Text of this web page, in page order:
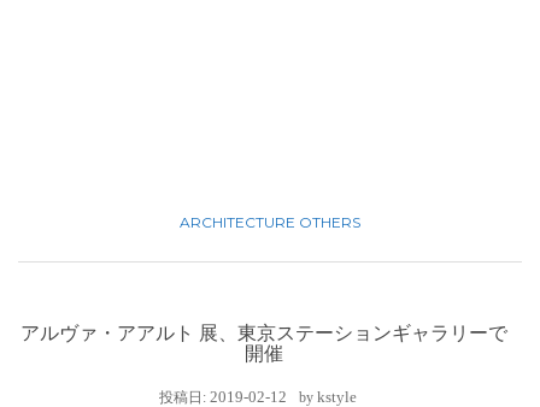
ARCHITECTURE OTHERS
アルヴァ・アアルト 展、東京ステーションギャラリーで
開催
投稿日: 2019-02-12 by kstyle